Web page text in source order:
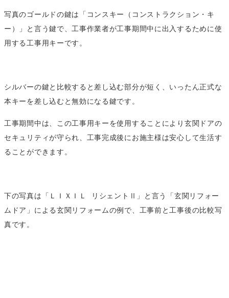
写真のゴールドの鍵は「コンスキー（コンストラクション・キ
ー）」と言う鍵で、工事作業者が工事期間中に出入するために使
用する工事用キーです。
シルバーの鍵と比較すると差し込む部分が短く、いったん正式な
本キーを差し込むと無効になる鍵です。
工事期間中は、この工事用キーを使用することにより玄関ドアの
セキュリティが守られ、工事完成後にお施主様は安心して生活す
ることができます。
下の写真は「ＬＩＸＩＬ リシェントⅡ」と言う「玄関リフォー
ムドア」による玄関リフォームの例で、工事前と工事後の比較写
真です。